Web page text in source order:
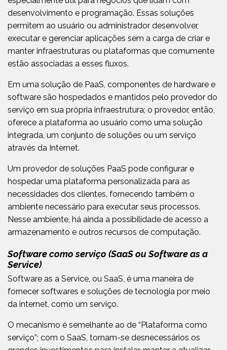
desenvolvimento e programação. Essas soluções
permitem ao usuário ou administrador desenvolver,
executar e gerenciar aplicações sem a carga de criar e
manter infraestruturas ou plataformas que comumente
estão associadas a esses fluxos.
Em uma solução de PaaS, componentes de hardware e
software são hospedados e mantidos pelo provedor do
serviço em sua própria infraestrutura; o provedor, então,
oferece a plataforma ao usuário como uma solução
integrada, um conjunto de soluções ou um serviço
através da Internet.
Um provedor de soluções PaaS pode configurar e
hospedar uma plataforma personalizada para as
necessidades dos clientes, fornecendo também o
ambiente necessário para executar seus processos.
Nesse ambiente, há ainda a possibilidade de acesso a
armazenamento e outros recursos de computação.
Software como serviço (SaaS ou Software as a
Service)
Software as a Service, ou SaaS, é uma maneira de
fornecer softwares e soluções de tecnologia por meio
da internet, como um serviço.
O mecanismo é semelhante ao de “Plataforma como
serviço”; com o SaaS, tornam-se desnecessários os